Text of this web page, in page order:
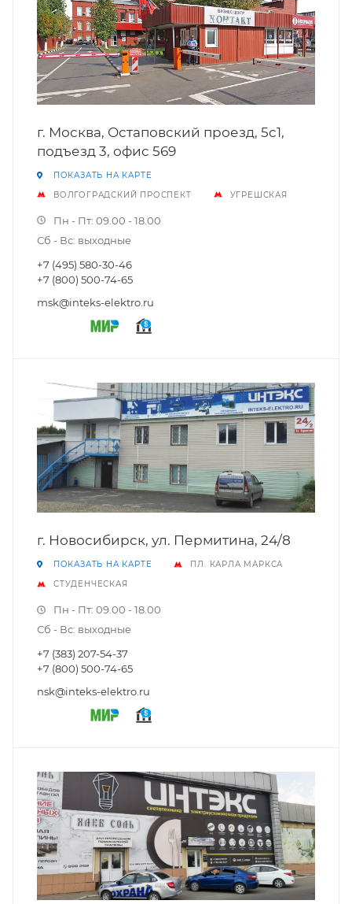
г. Москва, Остаповский проезд, 5c1,
подъезд 3, офис 569
ПОКАЗАТЬ НА КАРТЕ
ВОЛГОГРАДСКИЙ ПРОСПЕКТ
УГРЕШСКАЯ
Пн - Пт: 09.00 - 18.00
Сб - Вс: выходные
+7 (495) 580-30-46
+7 (800) 500-74-65
msk@inteks-elektro.ru
г. Новосибирск, ул. Пермитина, 24/8
ПОКАЗАТЬ НА КАРТЕ
ПЛ. КАРЛА МАРКСА
СТУДЕНЧЕСКАЯ
Пн - Пт: 09.00 - 18.00
Сб - Вс: выходные
+7 (383) 207-54-37
+7 (800) 500-74-65
nsk@inteks-elektro.ru